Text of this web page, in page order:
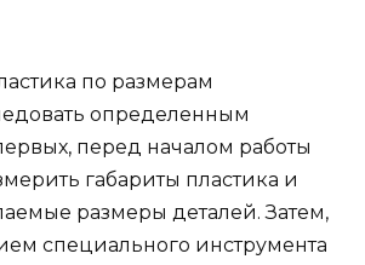
по размерам
определенным
перед началом работы
габариты пластика и
размеры деталей. Затем,
специального инструмента